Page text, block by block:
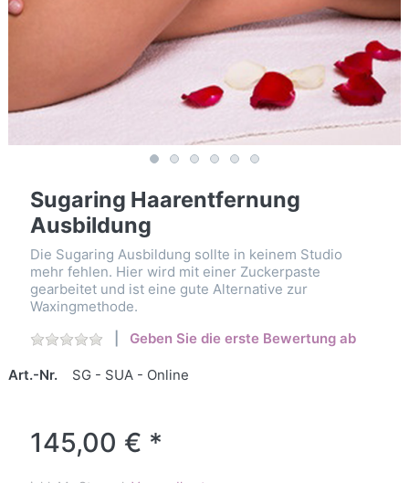
Sugaring Haarentfernung
Ausbildung
Die Sugaring Ausbildung sollte in keinem Studio
mehr fehlen. Hier wird mit einer Zuckerpaste
gearbeitet und ist eine gute Alternative zur
Waxingmethode.
Geben Sie die erste Bewertung ab
Art.-Nr. SG - SUA - Online
145,00 € *